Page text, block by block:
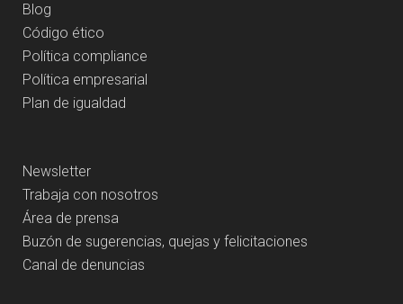
Blog
Código ético
Política compliance
Política empresarial
Plan de igualdad
Newsletter
Trabaja con nosotros
Área de prensa
Buzón de sugerencias, quejas y felicitaciones
Canal de denuncias